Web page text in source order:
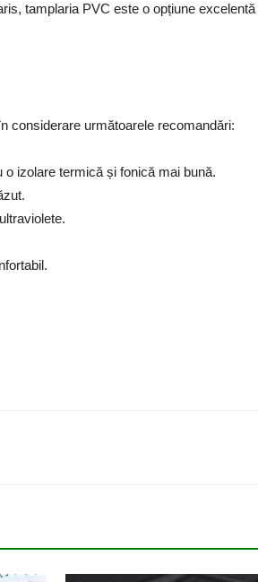
tamplaria PVC este o opțiune excelentă
considerare următoarele recomandări:
izolare termică și fonică mai bună.